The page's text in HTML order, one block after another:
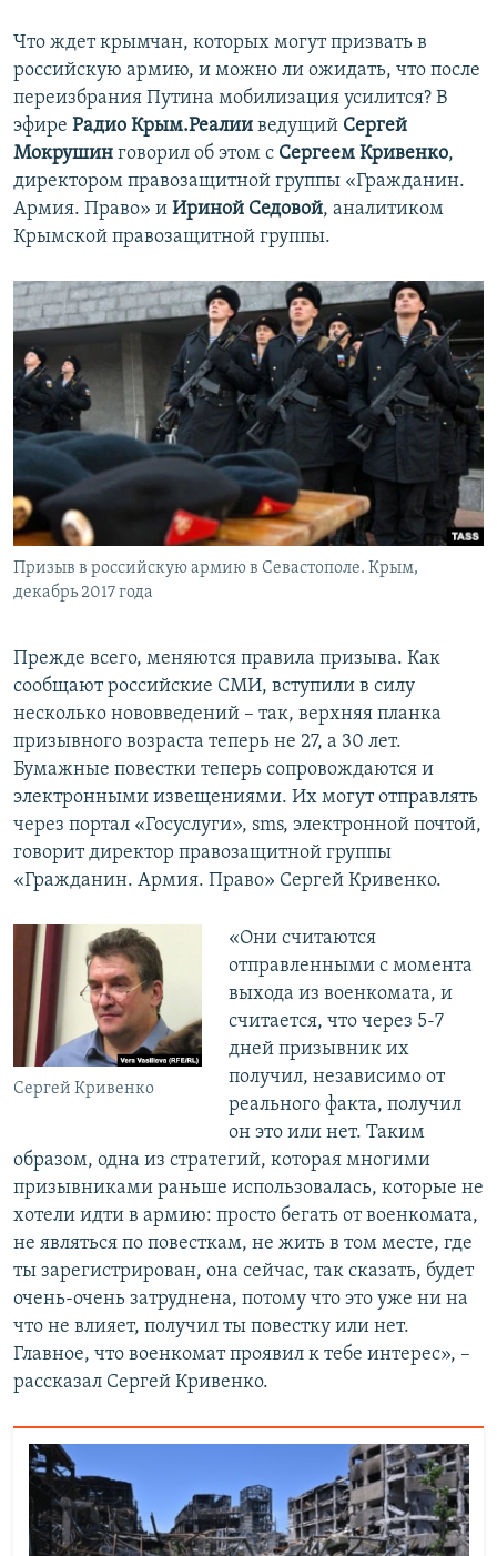
Что ждет крымчан, которых могут призвать в
российскую армию, и можно ли ожидать, что после
переизбрания Путина мобилизация усилится? В
эфире Радио Крым.Реалии ведущий Сергей
Мокрушин говорил об этом с Сергеем Кривенко,
директором правозащитной группы «Гражданин.
Армия. Право» и Ириной Седовой, аналитиком
Крымской правозащитной группы.
Призыв в российскую армию в Севастополе. Крым,
декабрь 2017 года
Прежде всего, меняются правила призыва. Как
сообщают российские СМИ, вступили в силу
несколько нововведений – так, верхняя планка
призывного возраста теперь не 27, а 30 лет.
Бумажные повестки теперь сопровождаются и
электронными извещениями. Их могут отправлять
через портал «Госуслуги», sms, электронной почтой,
говорит директор правозащитной группы
«Гражданин. Армия. Право» Сергей Кривенко.
Сергей Кривенко
«Они считаются
отправленными с момента
выхода из военкомата, и
считается, что через 5-7
дней призывник их
получил, независимо от
реального факта, получил
он это или нет. Таким
образом, одна из стратегий, которая многими
призывниками раньше использовалась, которые не
хотели идти в армию: просто бегать от военкомата,
не являться по повесткам, не жить в том месте, где
ты зарегистрирован, она сейчас, так сказать, будет
очень-очень затруднена, потому что это уже ни на
что не влияет, получил ты повестку или нет.
Главное, что военкомат проявил к тебе интерес», –
рассказал Сергей Кривенко.